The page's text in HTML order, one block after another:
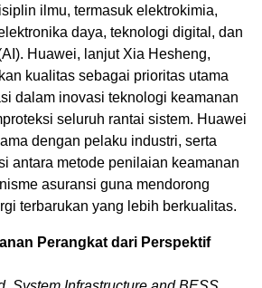
ilmu, termasuk elektrokimia,
daya, teknologi digital, dan
Huawei, lanjut Xia Hesheng,
kualitas sebagai prioritas utama
dalam inovasi teknologi keamanan
seluruh rantai sistem. Huawei
dengan pelaku industri, serta
antara metode penilaian keamanan
asuransi guna mendorong
terbarukan yang lebih berkualitas.
Perangkat dari Perspektif